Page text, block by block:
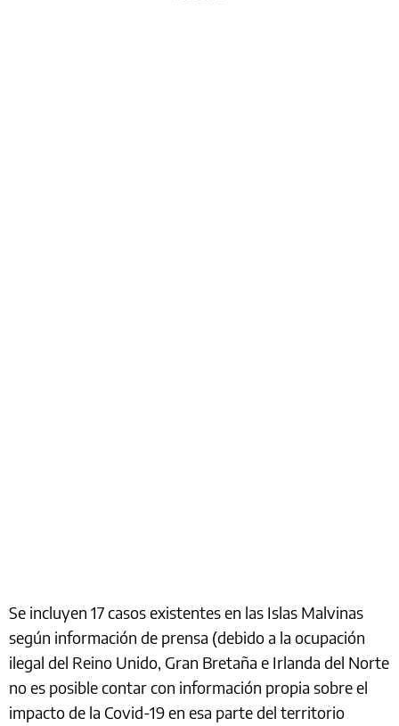
Se incluyen 17 casos existentes en las Islas Malvinas
según información de prensa (debido a la ocupación
ilegal del Reino Unido, Gran Bretaña e Irlanda del Norte
no es posible contar con información propia sobre el
impacto de la Covid-19 en esa parte del territorio